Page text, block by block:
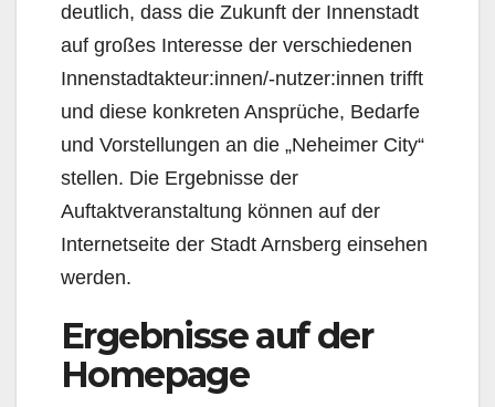
deutlich, dass die Zukunft der Innenstadt
auf großes Interesse der verschiedenen
Innenstadtakteur:innen/-nutzer:innen trifft
und diese konkreten Ansprüche, Bedarfe
und Vorstellungen an die „Neheimer City“
stellen. Die Ergebnisse der
Auftaktveranstaltung können auf der
Internetseite der Stadt Arnsberg einsehen
werden.
Ergebnisse auf der
Homepage